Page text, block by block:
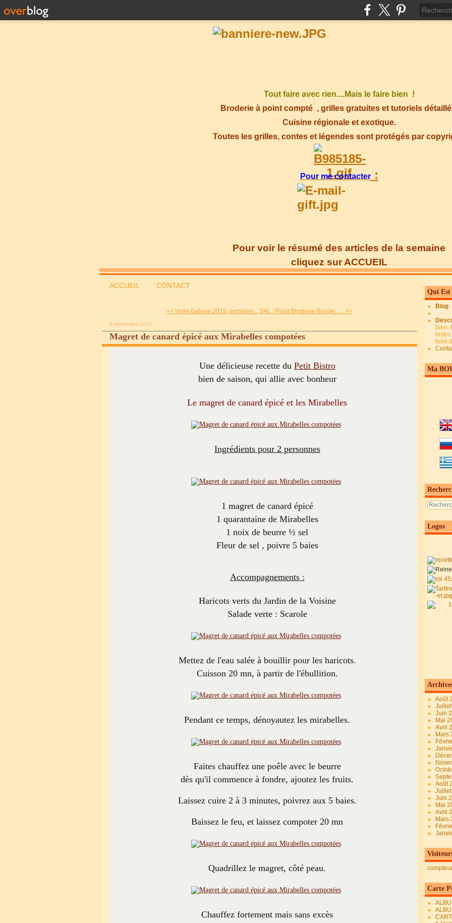
Tout faire avec rien....Mais le faire bien !
Broderie à point compté , grilles gratuites et tutoriels
Cuisine régionale et exotique.
Toutes les grilles, contes et légendes sont protégés par
Pour me contacter:
Pour voir le résumé des articles de la semaine
cliquez sur ACCUEIL
ACCUEIL CONTACT
<< Votre Galerie 2015, semaine... SAL : Plaid Broderie Rouge...... >>
6 septembre 2015
Magret de canard épicé aux Mirabelles compotées
Une délicieuse recette du Petit Bistro
bien de saison, qui allie avec bonheur
Le magret de canard épicé et les Mirabelles
Ingrédients pour 2 personnes
1 magret de canard épicé
1 quarantaine de Mirabelles
1 noix de beurre ½ sel
Fleur de sel , poivre 5 baies
Accompagnements :
Haricots verts du Jardin de la Voisine
Salade verte : Scarole
Mettez de l'eau salée à bouillir pour les haricots.
Cuisson 20 mn, à partir de l'ébullition.
Pendant ce temps, dénoyautez les mirabelles.
Faites chauffez une poêle avec le beurre
dès qu'il commence à fondre, ajoutez les fruits.
Laissez cuire 2 à 3 minutes, poivrez aux 5 baies.
Baissez le feu, et laissez compoter 20 mn
Quadrillez le magret, côté peau.
Chauffez fortement mais sans excès
Qui Est
Blog
bien.
faire
Ma
Logos
Août
Juin
Mai
Avril
Mars
Août
Juin
Mai
Avril
Mars
Carte